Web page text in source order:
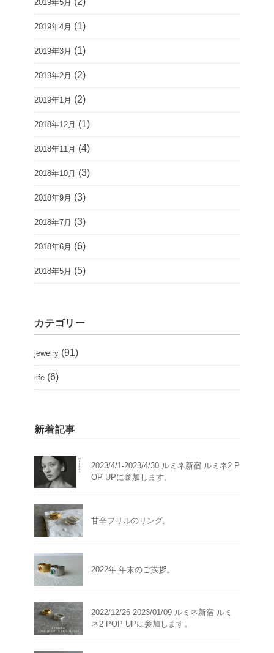
2019年5月
2019年4月 (1)
2019年3月 (1)
2019年2月 (2)
2019年1月 (2)
2018年12月 (1)
2018年11月 (4)
2018年10月 (3)
2018年9月 (3)
2018年7月 (3)
2018年6月 (6)
2018年5月 (5)
カテゴリー
jewelry (91)
life (6)
新着記事
2023/4/1-2023/4/30 ルミネ新宿 ルミネ2 P
OP UPに参加します。
甘辛フリルのリング。
2022年 年末のご挨拶。
2022/12/26-2023/01/09 ルミネ新宿 ルミ
ネ2 POP UPに参加します。